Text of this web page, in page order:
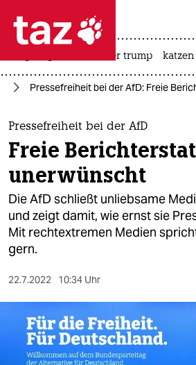
 taz zahl ich
taz zahl ich
themen
politik
öko
gesellschaft
kultur
sport
berlin
nord
usa unter trump katzen
Pressefreiheit bei der AfD: Freie
Pressefreiheit bei der AfD
Freie
unerwünscht
Die AfD schließt unliebsame
und zeigt damit, wie ernst sie
Mit rechtextremen Medien
gern.
22.7.2022 10:34 Uhr